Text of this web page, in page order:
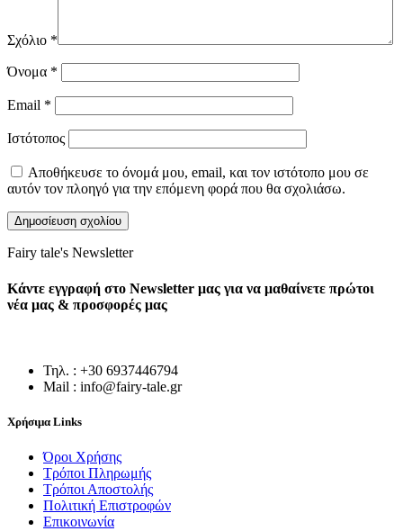
Σχόλιο *
Όνομα *
Email *
Ιστότοπος
Αποθήκευσε το όνομά μου, email, και τον ιστότοπο μου σε
αυτόν τον πλοηγό για την επόμενη φορά που θα σχολιάσω.
Fairy tale's Newsletter
Κάντε εγγραφή στο Newsletter μας για να μαθαίνετε πρώτοι
νέα μας & προσφορές μας
Τηλ. : +30 6937446794
Mail : info@fairy-tale.gr
Χρήσιμα Links
Όροι Χρήσης
Τρόποι Πληρωμής
Τρόποι Αποστολής
Πολιτική Επιστροφών
Επικοινωνία